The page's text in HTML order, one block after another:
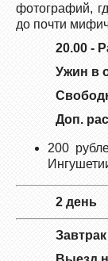
фотографий,
до почти
20.00 -
Ужин в
Доп.
200
2 день